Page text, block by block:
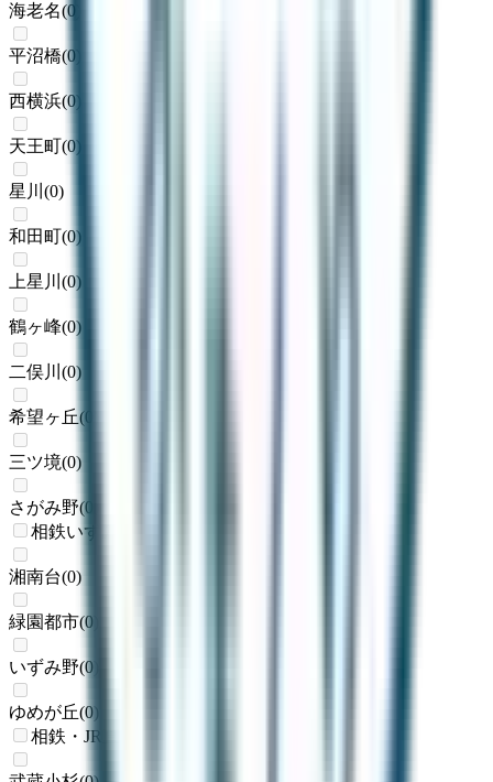
海老名(0
平沼橋(0
西横浜(0
天王町(0)
星川 (0)
和田町(0)
上星川 (0)
鶴ヶ峰(0)
二俣川 (0)
希望ヶ丘(0
三ツ境(0)
さがみ野(0
相鉄いずみ野線
湘南台(0)
緑園都市(0
いずみ野(0
ゆめが丘(0
相鉄・JR直通線